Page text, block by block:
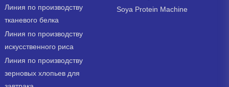
Линия по производству
тканевого белка
Линия по производству
искусственного риса
Линия по производству
зерновых хлопьев для
Soya Protein Machine